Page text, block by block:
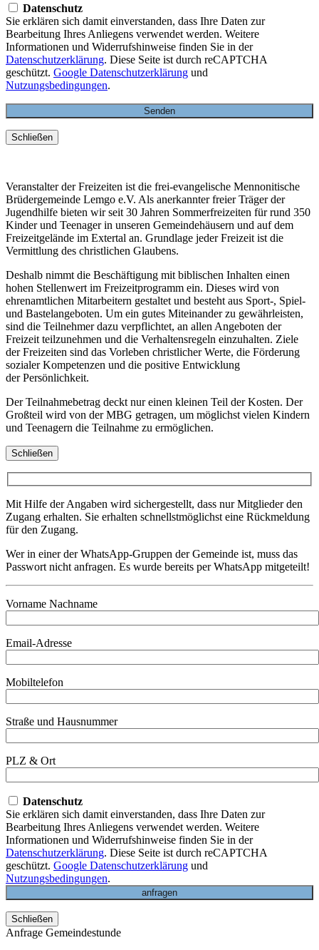
Datenschutz
Sie erklären sich damit einverstanden, dass Ihre Daten zur
Bearbeitung Ihres Anliegens verwendet werden. Weitere
Informationen und Widerrufshinweise finden Sie in der
Datenschutzerklärung. Diese Seite ist durch reCAPTCHA
geschützt. Google Datenschutzerklärung und
Nutzungsbedingungen.
Schließen
Veranstalter der Freizeiten ist die frei-evangelische Mennonitische
Brüdergemeinde Lemgo e.V. Als anerkannter freier Träger der
Jugendhilfe bieten wir seit 30 Jahren Sommerfreizeiten für rund 350
Kinder und Teenager in unseren Gemeindehäusern und auf dem
Freizeitgelände im Extertal an. Grundlage jeder Freizeit ist die
Vermittlung des christlichen Glaubens.
Deshalb nimmt die Beschäftigung mit biblischen Inhalten einen
hohen Stellenwert im Freizeitprogramm ein. Dieses wird von
ehrenamtlichen Mitarbeitern gestaltet und besteht aus Sport-, Spiel-
und Bastelangeboten. Um ein gutes Miteinander zu gewährleisten,
sind die Teilnehmer dazu verpflichtet, an allen Angeboten der
Freizeit teilzunehmen und die Verhaltensregeln einzuhalten. Ziele
der Freizeiten sind das Vorleben christlicher Werte, die Förderung
sozialer Kompetenzen und die positive Entwicklung
der Persönlichkeit.
Der Teilnahmebetrag deckt nur einen kleinen Teil der Kosten. Der
Großteil wird von der MBG getragen, um möglichst vielen Kindern
und Teenagern die Teilnahme zu ermöglichen.
Schließen
Mit Hilfe der Angaben wird sichergestellt, dass nur Mitglieder den
Zugang erhalten. Sie erhalten schnellstmöglichst eine Rückmeldung
für den Zugang.
Wer in einer der WhatsApp-Gruppen der Gemeinde ist, muss das
Passwort nicht anfragen. Es wurde bereits per WhatsApp mitgeteilt!
Vorname Nachname
Email-Adresse
Mobiltelefon
Straße und Hausnummer
PLZ & Ort
Datenschutz
Sie erklären sich damit einverstanden, dass Ihre Daten zur
Bearbeitung Ihres Anliegens verwendet werden. Weitere
Informationen und Widerrufshinweise finden Sie in der
Datenschutzerklärung. Diese Seite ist durch reCAPTCHA
geschützt. Google Datenschutzerklärung und
Nutzungsbedingungen.
Schließen
Anfrage Gemeindestunde